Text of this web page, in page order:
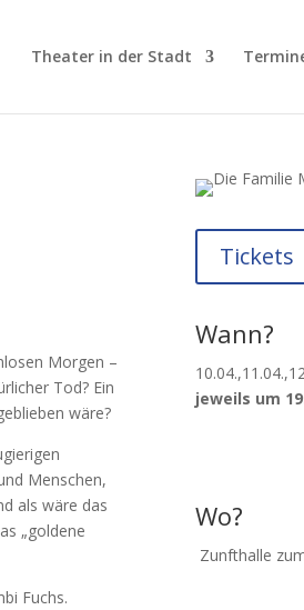
Theater in der Stadt
Morgen –
Tod? Ein
wäre?
Menschen,
als wäre das
„goldene
Fuchs.
Tickets
Wann?
jeweils um
Wo?
Zunfthalle